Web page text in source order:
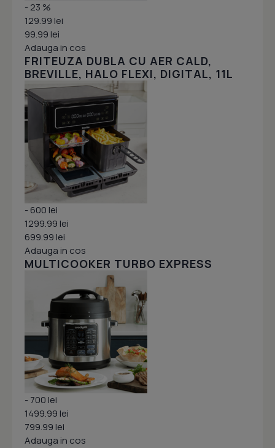
- 23 %
129.99 lei
99.99 lei
Adauga in cos
FRITEUZA DUBLA CU AER CALD,
BREVILLE, HALO FLEXI, DIGITAL, 11L
- 600 lei
1299.99 lei
699.99 lei
Adauga in cos
MULTICOOKER TURBO EXPRESS
- 700 lei
1499.99 lei
799.99 lei
Adauga in cos